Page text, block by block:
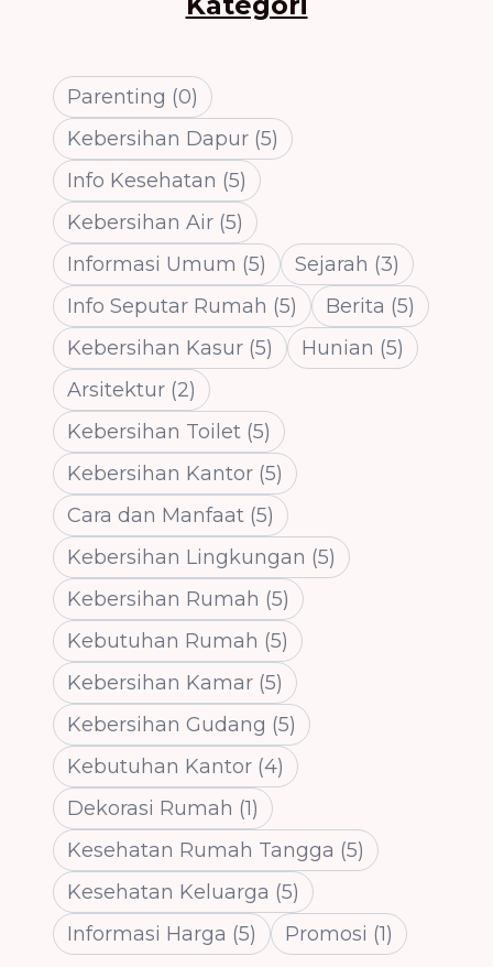
Parenting (0)
Kebersihan Dapur (5)
Info Kesehatan (5)
Kebersihan Air (5)
Informasi Umum (5) Sejarah (3)
Info Seputar Rumah (5) Berita (5)
Kebersihan Kasur (5) Hunian (5)
Arsitektur (2)
Kebersihan Toilet (5)
Kebersihan Kantor (5)
Cara dan Manfaat (5)
Kebersihan Lingkungan (5)
Kebersihan Rumah (5)
Kebutuhan Rumah (5)
Kebersihan Kamar (5)
Kebersihan Gudang (5)
Kebutuhan Kantor (4)
Dekorasi Rumah (1)
Kesehatan Rumah Tangga (5)
Kesehatan Keluarga (5)
Informasi Harga (5) Promosi (1)